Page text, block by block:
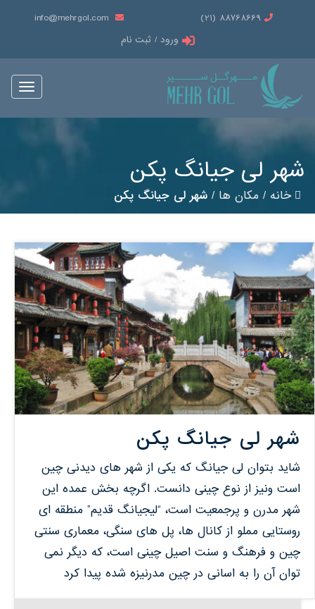
88768669 (21)
info@mehrgol.com
ورود / ثبت نام
Toggle
شهر لی جیانگ پکن
خانه/ مکان ها/ شهر لی جیانگ پکن
شهر لی جیانگ پکن
شاید بتوان لی جیانگ که یکی از شهر های دیدنی چین
است ونیز از نوع چینی دانست. اگرچه بخش عمده این
شهر مدرن و پرجمعیت است، “لیجیانگ قدیم” منطقه ای
روستایی مملو از کانال ها، پل های سنگی، معماری سنتی
چین و فرهنگ و سنت اصیل چینی است، که دیگر نمی
توان آن را به اسانی در چین مدرنیزه شده پیدا کرد